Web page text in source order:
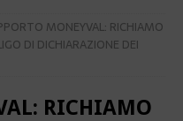
MONEYVAL: RICHIAMO
DI DICHIARAZIONE DEI
RICHIAMO